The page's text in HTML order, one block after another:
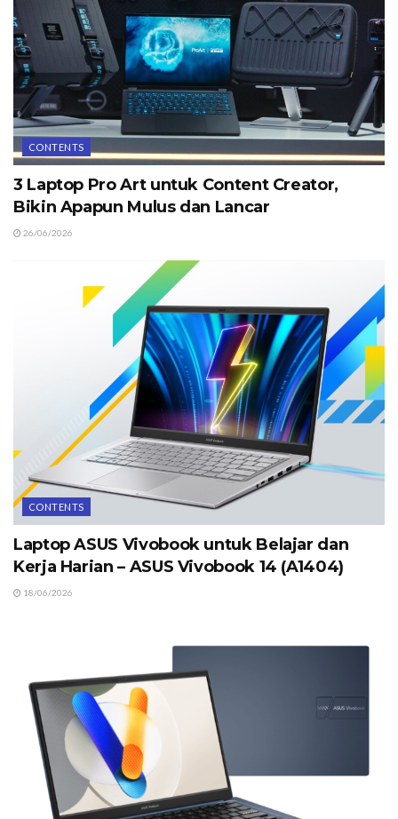
CONTENTS
3 Laptop Pro Art untuk Content Creator,
Bikin Apapun Mulus dan Lancar
26/06/2026
CONTENTS
Laptop ASUS Vivobook untuk Belajar dan
Kerja Harian – ASUS Vivobook 14 (A1404)
18/06/2026